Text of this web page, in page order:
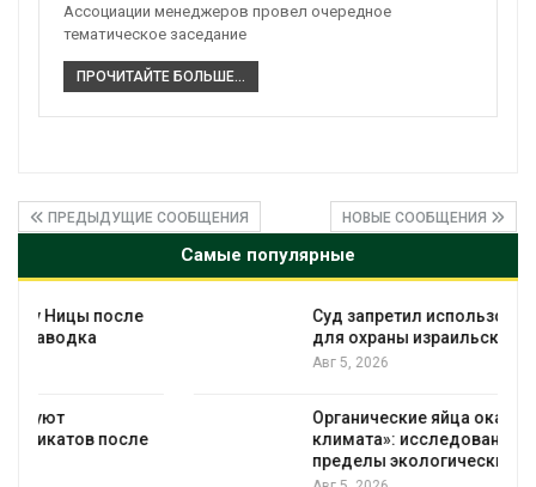
Ассоциации менеджеров провел очередное
тематическое заседание
ПРОЧИТАЙТЕ БОЛЬШЕ...
ПРЕДЫДУЩИЕ СООБЩЕНИЯ НОВЫЕ СООБЩЕНИЯ
Самые популярные
Суд запретил использовать крокодилов
для охраны израильской тюрьмы
Органические яйца оказались «хуже для
климата»: исследование показало
пределы экологических расчётов